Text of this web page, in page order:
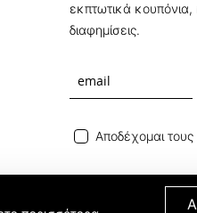
εκπτωτικά
διαφημίσεις.
Αποδέχομαι